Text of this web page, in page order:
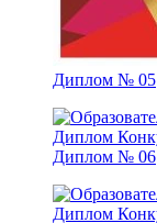
Диплом № 05
Диплом № 06